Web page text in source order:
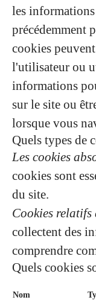
les
précédemment
cookies
l'utilisateur ou
informations
sur le site ou
lorsque vous
Quels types de
Les cookies
cookies sont
du site.
Cookies
collectent des
comprendre
Quels cookies
Nom